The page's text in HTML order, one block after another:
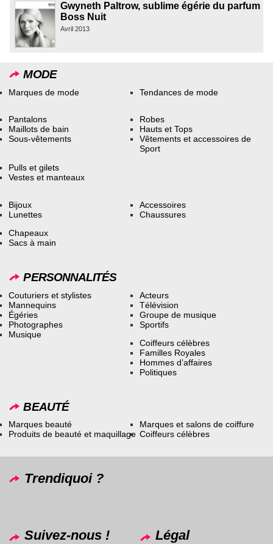
Gwyneth Paltrow, sublime égérie du parfum
Boss Nuit
Avril 2013
MODE
Marques de mode Tendances de mode
Pantalons
Maillots de bain
Sous-vêtements
Robes
Hauts et Tops
Vêtements et accessoires de
Sport
Pulls et gilets
Vestes et manteaux
Bijoux
Lunettes
Accessoires
Chaussures
Chapeaux
Sacs à main
PERSONNALITÉS
Couturiers et stylistes
Mannequins
Égéries
Photographes
Musique
Acteurs
Télévision
Groupe de musique
Sportifs
Coiffeurs célèbres
Familles Royales
Hommes d’affaires
Politiques
BEAUTÉ
Marques beauté
Produits de beauté et maquillage
Marques et salons de coiffure
Coiffeurs célèbres
Trendiquoi ?
Suivez-nous ! Légal